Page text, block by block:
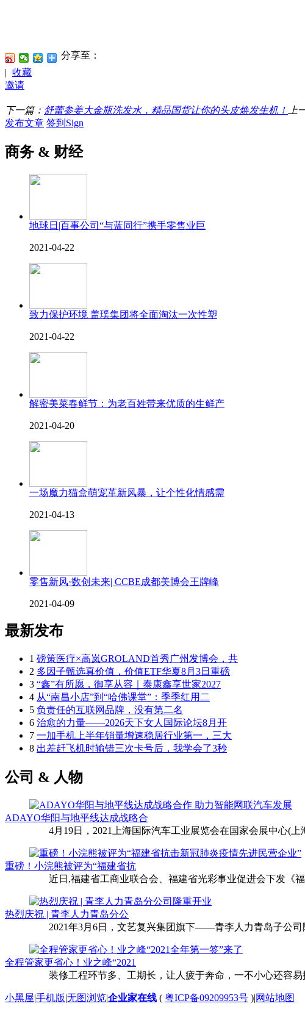
分享至：
| 收藏
邀请
下一篇： 舒蕾参姜大金瓶洗发水，精品国货让你的头皮焕发生机！ 上
发布文章 签到Sign
商务 & 财经
地球日|百事公司“与蓝同行”携手零售业巨
2021-04-22
致力保护环境 盖璞集团将全面淘汰一次性塑
2021-04-22
解密美菜春鲜节：为老百姓带来优质的生鲜产
2021-04-20
一场魔力猫盒萌宠革新风暴，让个性化情感需
2021-04-13
零售新风·数创未来| CCBE成都美博会王牌峰
2021-04-09
最新发布
1 磅策医疗×高岚GROLAND首秀广州发博会，共
2 多因子甄选真价值，价值ETF华夏8月3日重磅
3 “鑫”有所愿，御享从容｜泰康鑫享世家2027
4 从“南昌小店”到“哈佛课堂”：季季红用二
5 负责任的互联网品牌，没有第二名
6 治愈的力量——2026天下女人国际论坛8月开
7 一加手机上半年销量增速稳居行业第一，三大
8 出差赶飞机时输错三次卡号后，我学会了3秒
公司 & 人物
ADAYO华阳与地平线达成战略合
4月19日，2021上海国际汽车工业展览会在国家会展中心(上
重磅！小浣熊被评为“福建省抗
近日,福建省工商业联合会、福建省光彩事业促进会下发《
热烈庆祝 | 青李人力青岛分公
2021年3月6日，文艺复兴集团旗下——青李人力青岛子公司
全程管家更省心！业之峰“2021
装修工程环节多、工期长，让人疲于奔命，一不小心还容易
小黑屋|手机版|无图浏览|企业家在线 ( 粤ICP备09209953号 )|网站地图